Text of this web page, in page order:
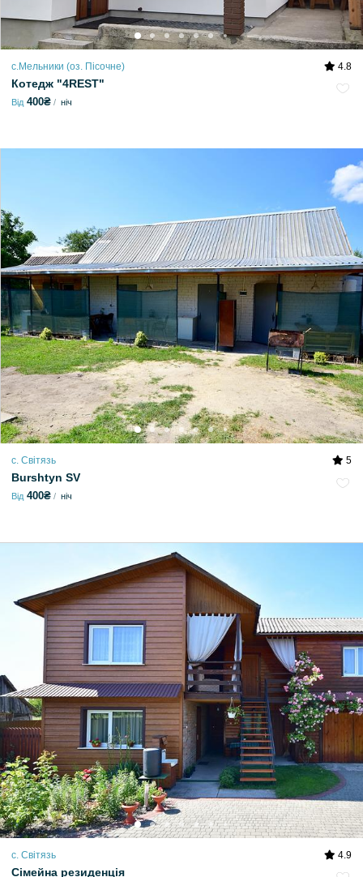
с.Мельники (оз. Пісочне) 4.8
Котедж "4REST"
Від 400₴ ніч
с. Світязь 5
Burshtyn SV
Від 400₴ ніч
с. Світязь 4.9
Сімейна резиденція